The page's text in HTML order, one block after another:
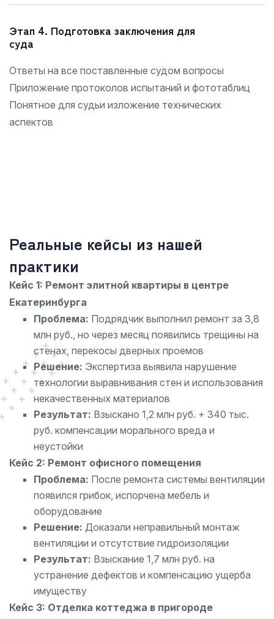
Этап 4. Подготовка заключения для
суда
Ответы на все поставленные судом вопросы
Приложение протоколов испытаний и фототаблиц
Понятное для судьи изложение технических
аспектов
Реальные кейсы из нашей
практики
Кейс 1: Ремонт элитной квартиры в центре
Екатеринбурга
Проблема: Подрядчик выполнил ремонт за 3,8
млн руб., но через месяц появились трещины на
стенах, перекосы дверных проемов
Решение: Экспертиза выявила нарушение
технологии выравнивания стен и использования
некачественных материалов
Результат: Взыскано 1,2 млн руб. + 340 тыс.
руб. компенсации морального вреда и
неустойки
Кейс 2: Ремонт офисного помещения
Проблема: После ремонта системы вентиляции
появился грибок, испорчена мебель и
оборудование
Решение: Доказали неправильный монтаж
вентиляции и отсутствие гидроизоляции
Результат: Взыскание 1,7 млн руб. на
устранение дефектов и компенсацию ущерба
имуществу
Кейс 3: Отделка коттеджа в пригороде